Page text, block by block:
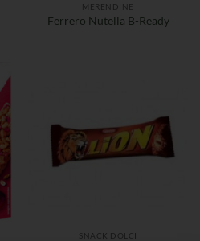
MERENDINE
Ferrero Nutella B-Ready
SNACK DOLCI